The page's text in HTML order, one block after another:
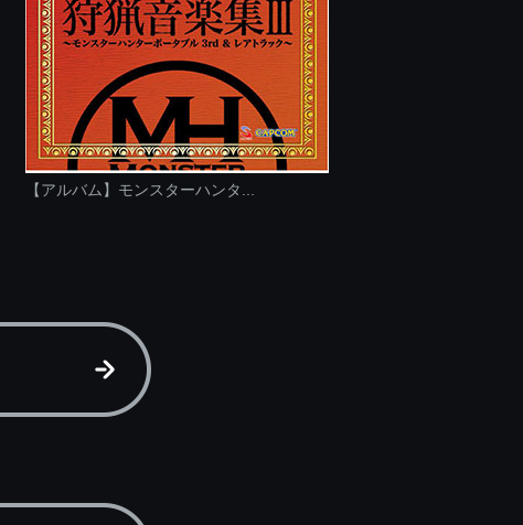
【アルバム】モンスターハンタ...